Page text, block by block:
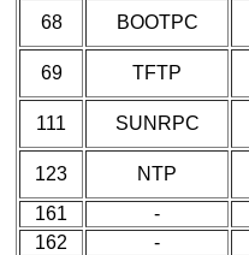
68
BOOTPC
69
TFTP
111
SUNRPC
123
NTP
161
-
162
-